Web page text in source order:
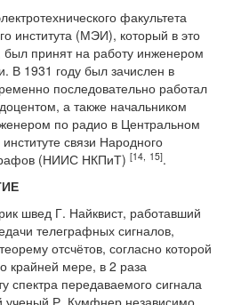
факультета
института (МЭИ), который в это
принят на работу инженером
В 1931 году был зачислен в
последовательно работал
а также начальником
по радио в Центральном
связи Народного
(НИИС НКПиТ) [14, 15].
швед Г. Найквист, работавший
телеграфных сигналов,
отсчётов, согласно которой
крайней мере, в 2 раза
спектра передаваемого сигнала
ученый Р. Кумфнер независимо